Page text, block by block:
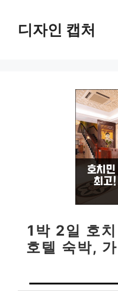
디자인 캡처
1박 2일 호
호텔 숙박,